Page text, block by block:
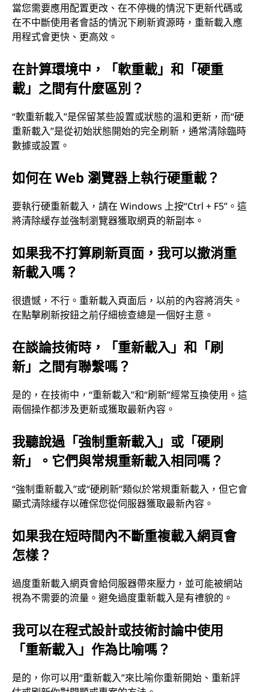
當您需要應用配置更改、在不停機的情況下更新代碼或
在不中斷使用者會話的情況下刷新資源時，重新載入應
用程式會更快、更高效。
在計算環境中，「軟重載」和「硬重
載」之間有什麼區別？
“軟重新載入”是保留某些設置或狀態的溫和更新，而“硬
重新載入”是從初始狀態開始的完全刷新，通常清除臨時
數據或設置。
如何在 Web 瀏覽器上執行硬重載？
要執行硬重新載入，請在 Windows 上按“Ctrl + F5”。這
將清除緩存並強制瀏覽器獲取網頁的新副本。
如果我不打算刷新頁面，我可以撤消重
新載入嗎？
很遺憾，不行。重新載入頁面后，以前的內容將消失。
在點擊刷新按鈕之前仔細檢查總是一個好主意。
在談論技術時，「重新載入」和「刷
新」之間有聯繫嗎？
是的，在技術中，“重新載入”和“刷新”經常互換使用。這
兩個操作都涉及更新或獲取最新內容。
我聽說過「強制重新載入」或「硬刷
新」。它們與常規重新載入相同嗎？
“強制重新載入”或“硬刷新”類似於常規重新載入，但它會
顯式清除緩存以確保您從伺服器獲取最新內容。
如果我在短時間內不斷重複載入網頁會
怎樣？
過度重新載入網頁會給伺服器帶來壓力，並可能被網站
視為不需要的流量。避免過度重新載入是有禮貌的。
我可以在程式設計或技術討論中使用
「重新載入」作為比喻嗎？
是的，你可以用“重新載入”來比喻你重新開始、重新評